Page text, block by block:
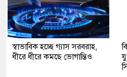
স্বাভাবিক হচ্ছে গ্যাস সরবরাহ,
ধীরে ধীরে কমছে ভোগান্তিও